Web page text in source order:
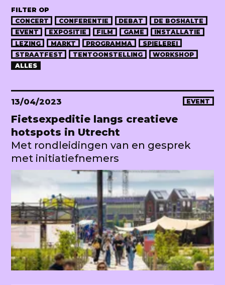
FILTER OP
CONCERT
CONFERENTIE DEBAT
DE BOSHALTE
EVENT
EXPOSITIE FILM GAME
INSTALLATIE
LEZING
MARKT PROGRAMMA
SPIELEREI
STRAATFEST
TENTOONSTELLING
WORKSHOP
ALLES
13/04/2023 EVENT
Fietsexpeditie langs creatieve
hotspots in Utrecht
Met rondleidingen van en gesprek
met initiatiefnemers